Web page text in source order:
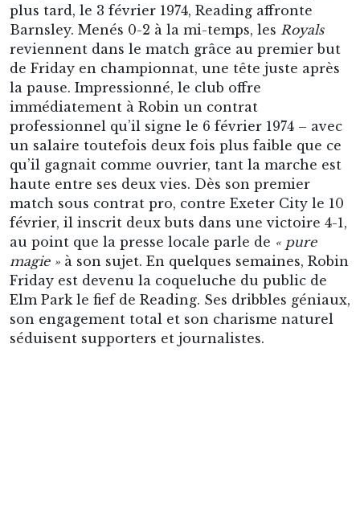
plus tard, le 3 février 1974, Reading affronte
Barnsley. Menés 0-2 à la mi-temps, les Royals
reviennent dans le match grâce au premier but
de Friday en championnat, une tête juste après
la pause. Impressionné, le club offre
immédiatement à Robin un contrat
professionnel qu’il signe le 6 février 1974 – avec
un salaire toutefois deux fois plus faible que ce
qu’il gagnait comme ouvrier, tant la marche est
haute entre ses deux vies. Dès son premier
match sous contrat pro, contre Exeter City le 10
février, il inscrit deux buts dans une victoire 4-1,
au point que la presse locale parle de « pure
magie » à son sujet. En quelques semaines, Robin
Friday est devenu la coqueluche du public de
Elm Park le fief de Reading. Ses dribbles géniaux,
son engagement total et son charisme naturel
séduisent supporters et journalistes.